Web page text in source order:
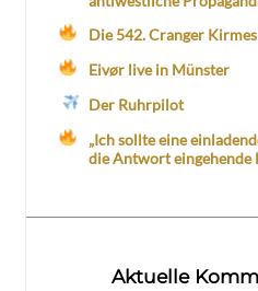
Die 542. Cranger
Eivør live in Münster
Der Ruhrpilot
„Ich sollte eine
die Antwort eingehende
Aktuelle